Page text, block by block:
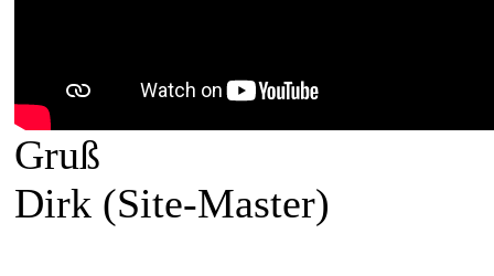
Gruß
Dirk (Site-Master)